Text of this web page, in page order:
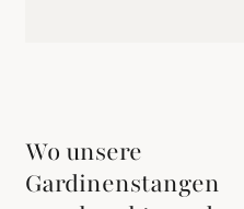
Wo unsere
Gardinenstangen